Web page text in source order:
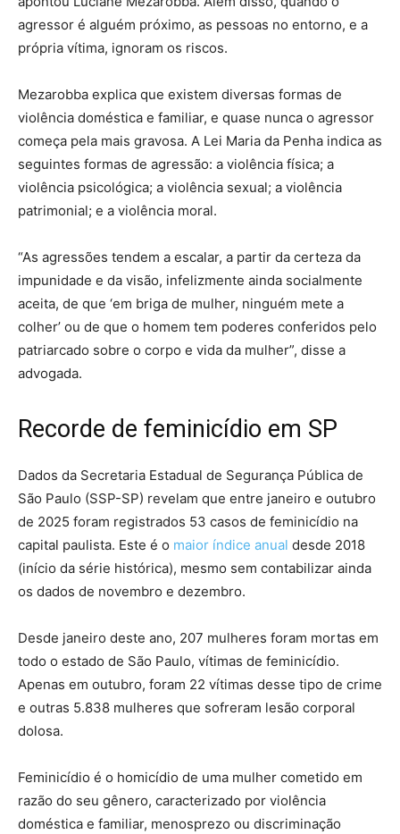
agressor é alguém próximo, as pessoas no entorno, e a
própria vítima, ignoram os riscos.
Mezarobba explica que existem diversas formas de
violência doméstica e familiar, e quase nunca o agressor
começa pela mais gravosa. A Lei Maria da Penha indica as
seguintes formas de agressão: a violência física; a
violência psicológica; a violência sexual; a violência
patrimonial; e a violência moral.
“As agressões tendem a escalar, a partir da certeza da
impunidade e da visão, infelizmente ainda socialmente
aceita, de que ‘em briga de mulher, ninguém mete a
colher’ ou de que o homem tem poderes conferidos pelo
patriarcado sobre o corpo e vida da mulher”, disse a
advogada.
Recorde de feminicídio em SP
Dados da Secretaria Estadual de Segurança Pública de
São Paulo (SSP-SP) revelam que entre janeiro e outubro
de 2025 foram registrados 53 casos de feminicídio na
capital paulista. Este é o maior índice anual desde 2018
(início da série histórica), mesmo sem contabilizar ainda
os dados de novembro e dezembro.
Desde janeiro deste ano, 207 mulheres foram mortas em
todo o estado de São Paulo, vítimas de feminicídio.
Apenas em outubro, foram 22 vítimas desse tipo de crime
e outras 5.838 mulheres que sofreram lesão corporal
dolosa.
Feminicídio é o homicídio de uma mulher cometido em
razão do seu gênero, caracterizado por violência
doméstica e familiar, menosprezo ou discriminação